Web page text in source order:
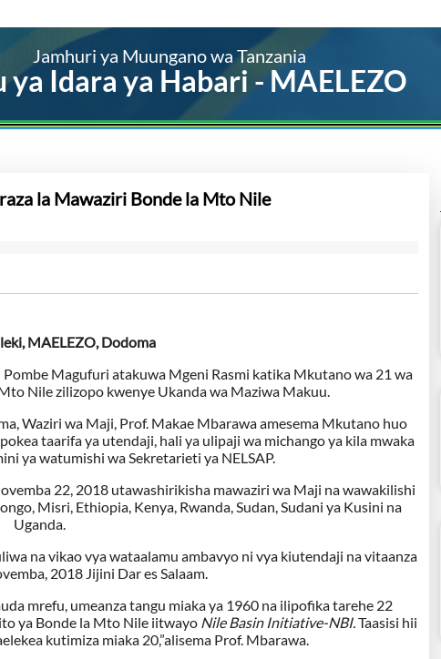
Jamhuri ya Muungano wa Tanzania
ya Idara ya Habari - MAELEZO
la Mawaziri Bonde la Mto Nile
MAELEZO, Dodoma
Magufuri atakuwa Mgeni Rasmi katika Mkutano wa 21 wa
Nile zilizopo kwenye Ukanda wa Maziwa Makuu.
Waziri wa Maji, Prof. Makae Mbarawa amesema Mkutano huo
taarifa ya utendaji, hali ya ulipaji wa michango ya kila mwaka
ya watumishi wa Sekretarieti ya NELSAP.
22, 2018 utawashirikisha mawaziri wa Maji na wawakilishi
Misri, Ethiopia, Kenya, Rwanda, Sudan, Sudani ya Kusini na
Uganda.
na vikao vya wataalamu ambavyo ni vya kiutendaji na vitaanza
2018 Jijini Dar es Salaam.
mrefu, umeanza tangu miaka ya 1960 na ilipofika tarehe 22
ya Bonde la Mto Nile iitwayo Nile Basin Initiative-NBI.Taasisi hii
kutimiza miaka 20,”alisema Prof. Mbarawa.